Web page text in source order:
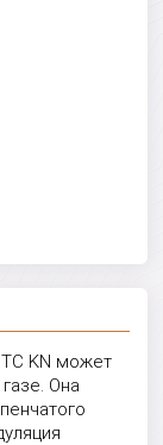
TC KN может
Она